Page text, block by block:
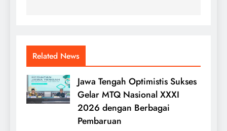
Related News
Jawa Tengah Optimistis Sukses
Gelar MTQ Nasional XXXI
2026 dengan Berbagai
Pembaruan